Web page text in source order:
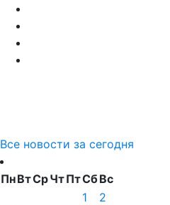
Все новости за сегодня
ПнВтСрЧтПтСбВс
1
2